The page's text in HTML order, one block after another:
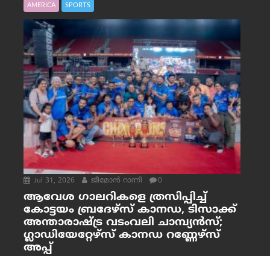
AMERICA SPORTS
Jul 31, 2026 ജീമോന്‍ റാന്നി 0
ആവേശ ഗാലറികളെ ത്രസിപ്പിച്ച്
കോട്ടയം ബ്രദേഴ്‌സ് കാനഡ, ടിസാക്ക്
അന്താരാഷ്ട്ര വടംവലി ചാമ്പ്യന്‍സ്;
ഗ്ലാഡിയേറ്റേഴ്‌സ് കാനഡ റണ്ണേഴ്‌സ്
അപ്പ്